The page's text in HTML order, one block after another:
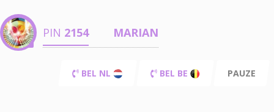
PIN 2154 MARIAN
BEL NL BEL BE PAUZE